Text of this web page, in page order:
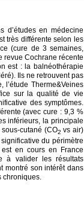
d’études en médecine
très différente selon les
(cure de 3 semaines,
revue Cochrane récente
est : la balnéothérapie
Ils ne retrouvent pas
Therme&Veines
sur la qualité de vie
des symptômes.
(avec cure : 9,3 %
inférieurs, la principale
cutané (CO2 vs air)
du périmètre
en cours en France
à valider les résultats
montré son intérêt dans
chroniques.